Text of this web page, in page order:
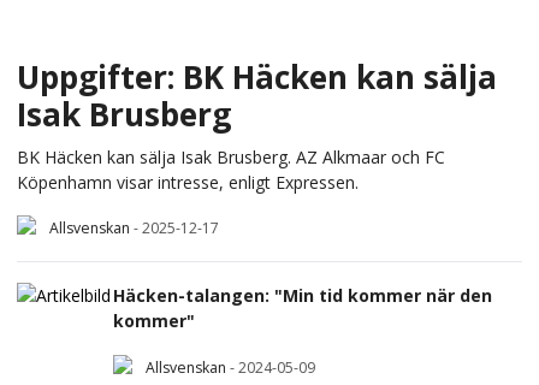
Uppgifter: BK Häcken kan sälja
Isak Brusberg
BK Häcken kan sälja Isak Brusberg. AZ Alkmaar och FC
Köpenhamn visar intresse, enligt Expressen.
Allsvenskan -2025-12-17
Häcken-talangen: "Min tid kommer när den
kommer"
Allsvenskan -2024-05-09